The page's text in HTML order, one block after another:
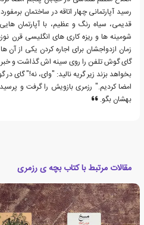
رسید آپارتمانی چهار اتاقه در ساختمان
قدیمی، سیاه رنگ و عظیم، با آپارتمان
شومینه ها و ریزه کاری های انگلیسی قرن
زمان ازدواجشان برای اجاره کردن یکی از آن
گای گوش تلفن را روی سینه اش گذاشت و خبر را
بخواهد بزند زیر گریه نالید: "وای، نه!" گای
امضا کردیم." رزمری بازویش را گرفت و
بهشان بگو.
مقالات مرتبط با کتاب بچه ی رزمری